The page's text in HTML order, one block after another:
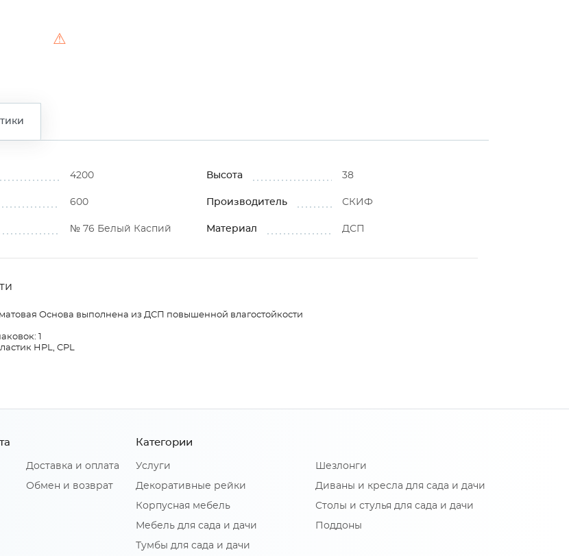
⚠
4200 Высота 38
600 Производитель СКИФ
№ 76 Белый Каспий Материал ДСП
матовая Основа выполнена из ДСП повышенной влагостойкости
1
HPL, CPL
Доставка и оплата
Обмен и возврат
Категории
Услуги
Декоративные рейки
Корпусная мебель
Мебель для сада и дачи
Тумбы для сада и дачи
Шезлонги
Диваны и кресла для сада и дачи
Столы и стулья для сада и дачи
Поддоны